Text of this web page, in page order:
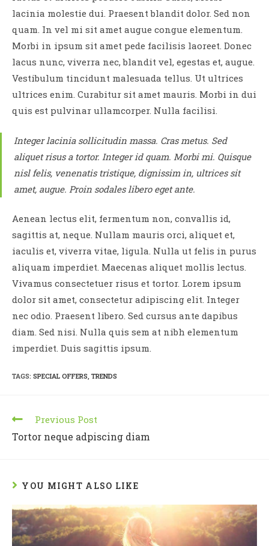
lacinia molestie dui. Praesent blandit dolor. Sed non
quam. In vel mi sit amet augue congue elementum.
Morbi in ipsum sit amet pede facilisis laoreet. Donec
lacus nunc, viverra nec, blandit vel, egestas et, augue.
Vestibulum tincidunt malesuada tellus. Ut ultrices
ultrices enim. Curabitur sit amet mauris. Morbi in dui
quis est pulvinar ullamcorper. Nulla facilisi.
Integer lacinia sollicitudin massa. Cras metus. Sed
aliquet risus a tortor. Integer id quam. Morbi mi. Quisque
nisl felis, venenatis tristique, dignissim in, ultrices sit
amet, augue. Proin sodales libero eget ante.
Aenean lectus elit, fermentum non, convallis id,
sagittis at, neque. Nullam mauris orci, aliquet et,
iaculis et, viverra vitae, ligula. Nulla ut felis in purus
aliquam imperdiet. Maecenas aliquet mollis lectus.
Vivamus consectetuer risus et tortor. Lorem ipsum
dolor sit amet, consectetur adipiscing elit. Integer
nec odio. Praesent libero. Sed cursus ante dapibus
diam. Sed nisi. Nulla quis sem at nibh elementum
imperdiet. Duis sagittis ipsum.
TAGS: SPECIAL OFFERS TRENDS
Previous Post
Tortor neque adpiscing diam
YOU MIGHT ALSO LIKE